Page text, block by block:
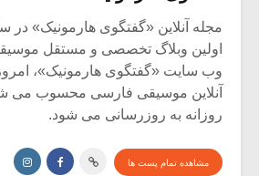
اولین وبلاگ تخصصی و مستقل
وب سایت «گفتگوی هارمونیک»،
آنلاین موسیقی فارسی محسوب می
روزانه به روزرسانی می شود.
مشاهده تمام پست ها